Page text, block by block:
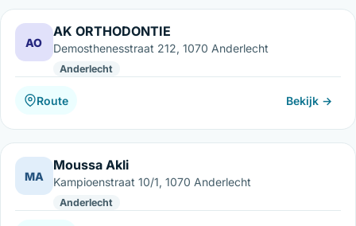
AO
AK ORTHODONTIE
Demosthenesstraat 212, 1070 Anderlecht
Anderlecht
Route Bekijk →
MA
Moussa Akli
Kampioenstraat 10/1, 1070 Anderlecht
Anderlecht